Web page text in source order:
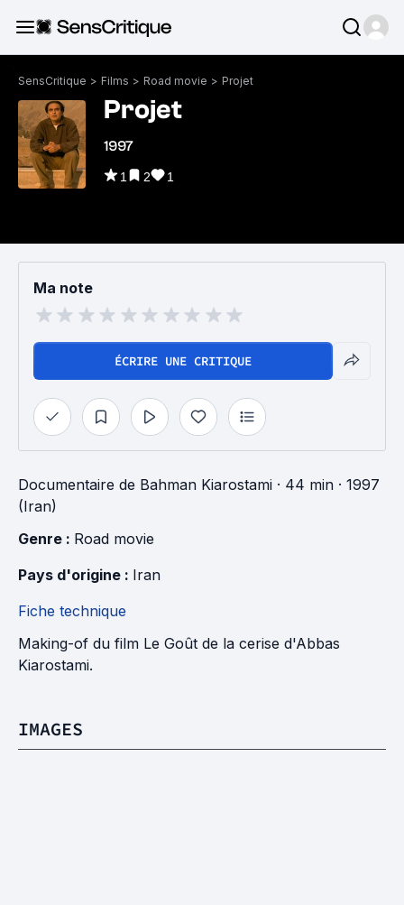
SensCritique > Films > Road movie > Projet
Projet
1997
1 2 1
Ma note
ÉCRIRE UNE CRITIQUE
Documentaire de Bahman Kiarostami · 44 min · 1997
(Iran)
Genre : Road movie
Pays d'origine : Iran
Fiche technique
Making-of du film Le Goût de la cerise d'Abbas
Kiarostami.
IMAGES